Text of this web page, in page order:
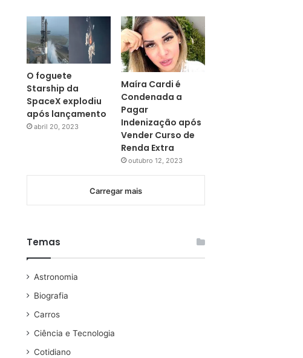
O foguete
Starship da
SpaceX explodiu
após lançamento
abril 20, 2023
Maíra Cardi é
Condenada a
Pagar
Indenização após
Vender Curso de
Renda Extra
outubro 12, 2023
Carregar mais
Temas
Astronomia
Biografia
Carros
Ciência e Tecnologia
Cotidiano